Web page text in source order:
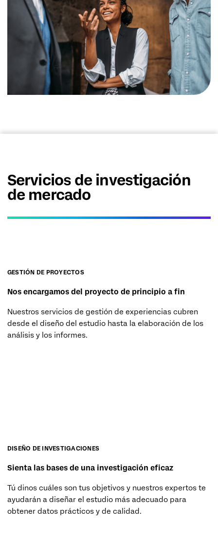
Servicios de investigación
de mercado
GESTIÓN DE PROYECTOS
Nos encargamos del proyecto de principio a fin
Nuestros servicios de gestión de experiencias cubren
desde el diseño del estudio hasta la elaboración de los
análisis y los informes.
DISEÑO DE INVESTIGACIONES
Sienta las bases de una investigación eficaz
Tú dinos cuáles son tus objetivos y nuestros expertos te
ayudarán a diseñar el estudio más adecuado para
obtener datos prácticos y de calidad.